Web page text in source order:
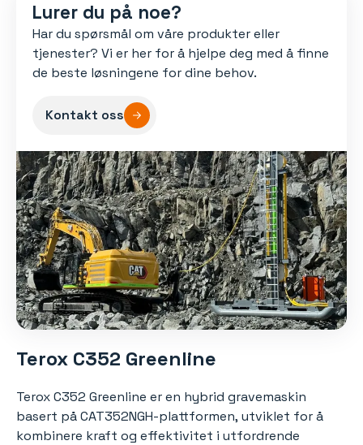
Lurer du på noe?
Har du spørsmål om våre produkter eller
tjenester? Vi er her for å hjelpe deg med å finne
de beste løsningene for dine behov.
Kontakt oss
Terox C352 Greenline
Terox C352 Greenline er en hybrid gravemaskin
basert på CAT352NGH-plattformen, utviklet for å
kombinere kraft og effektivitet i utfordrende